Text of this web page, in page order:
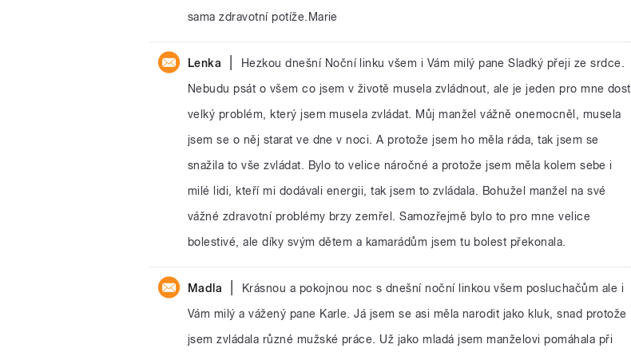
sama zdravotní potíže.Marie
Lenka
Hezkou dnešní Noční linku všem i Vám milý pane Sladký přeji ze srdce.
Nebudu psát o všem co jsem v životě musela zvládnout, ale je jeden pro mne dost
velký problém, který jsem musela zvládat. Můj manžel vážně onemocněl, musela
jsem se o něj starat ve dne v noci. A protože jsem ho měla ráda, tak jsem se
snažila to vše zvládat. Bylo to velice náročné a protože jsem měla kolem sebe i
milé lidi, kteří mi dodávali energii, tak jsem to zvládala. Bohužel manžel na své
vážné zdravotní problémy brzy zemřel. Samozřejmě bylo to pro mne velice
bolestivé, ale díky svým dětem a kamarádům jsem tu bolest překonala.
Madla
Krásnou a pokojnou noc s dnešní noční linkou všem posluchačům ale i
Vám milý a vážený pane Karle. Já jsem se asi měla narodit jako kluk, snad protože
jsem zvládala různé mužské práce. Už jako mladá jsem manželovi pomáhala při